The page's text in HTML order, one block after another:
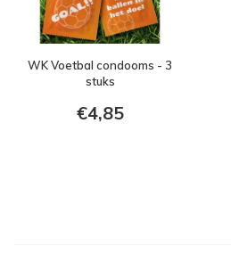
WK Voetbal condooms - 3
stuks
€4,85